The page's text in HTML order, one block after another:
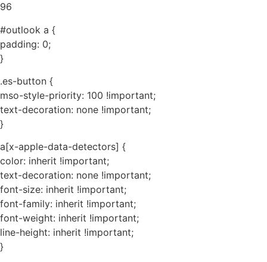
96
#outlook a {
padding: 0;
}
.es-button {
mso-style-priority: 100 !important;
text-decoration: none !important;
}
a[x-apple-data-detectors] {
color: inherit !important;
text-decoration: none !important;
font-size: inherit !important;
font-family: inherit !important;
font-weight: inherit !important;
line-height: inherit !important;
}